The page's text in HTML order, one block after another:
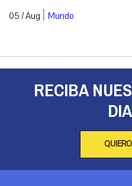
05 / Aug | Mundo
RECIBA